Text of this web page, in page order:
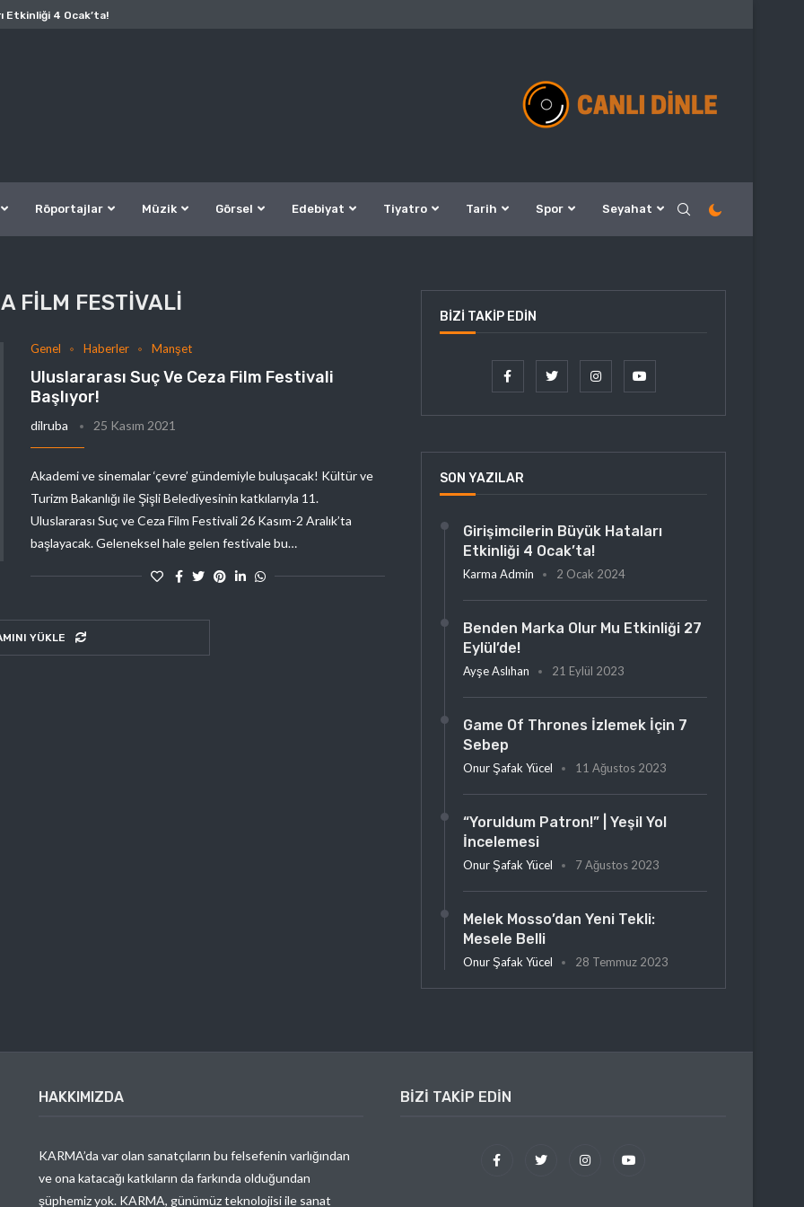
Etkinliği 4 Ocak’ta!
Röportajlar Müzik Görsel Edebiyat Tiyatro Tarih Spor Seyahat
FILM FESTIVALI
Genel Haberler Manşet
Uluslararası Suç Ve Ceza Film Festivali
Başlıyor!
dilruba 25 Kasım 2021
Akademi ve sinemalar ‘çevre’ gündemiyle buluşacak! Kültür ve
Turizm Bakanlığı ile Şişli Belediyesinin katkılarıyla 11.
Uluslararası Suç ve Ceza Film Festivali 26 Kasım-2 Aralık’ta
başlayacak. Geleneksel hale gelen festivale bu…
YÜKLE
BIZI TAKIP EDIN
SON YAZILAR
Girişimcilerin Büyük Hataları
Etkinliği 4 Ocak’ta!
Karma Admin 2 Ocak 2024
Benden Marka Olur Mu Etkinliği 27
Eylül’de!
Ayşe Aslıhan 21 Eylül 2023
Game Of Thrones İzlemek İçin 7
Sebep
Onur Şafak Yücel 11 Ağustos 2023
“Yoruldum Patron!” | Yeşil Yol
İncelemesi
Onur Şafak Yücel 7 Ağustos 2023
Melek Mosso’dan Yeni Tekli:
Mesele Belli
Onur Şafak Yücel 28 Temmuz 2023
HAKKIMIZDA
KARMA’da var olan sanatçıların bu felsefenin varlığından
ve ona katacağı katkıların da farkında olduğundan
şüphemiz yok. KARMA, günümüz teknolojisi ile sanat
BIZI TAKIP EDIN